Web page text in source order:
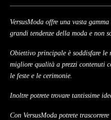
VersusModa offre una vasta
grandi tendenze della moda e non
Obiettivo principale è soddisfare
migliore qualità a prezzi contenuti
le feste e le cerimonie.
Inoltre potrete trovare tantissime
Con VersusModa potrete